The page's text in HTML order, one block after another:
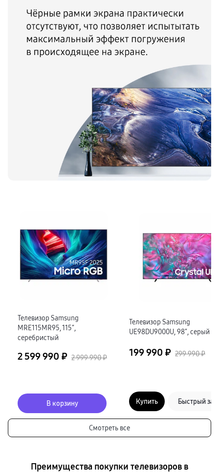
2 999 990 ₽
2 599 990 ₽
Телевизор Samsung
MRE115MR95, 115″,
серебристый
В корзину
299 990 ₽
199 990 ₽
Телевизор Samsung
UE98DU9000U, 98″, серый
Купить Быстрый
Смотреть все
Преимущества покупки телевизоров в